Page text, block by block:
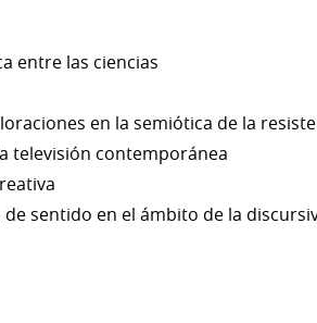
entre las ciencias
en la semiótica de la
televisión contemporánea
sentido en el ámbito de la